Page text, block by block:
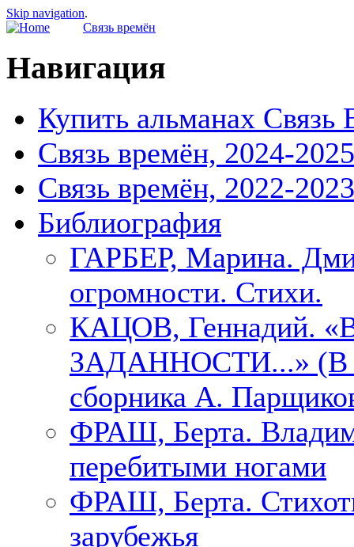
Skip navigation.
Связь времён
Навигация
Купить альманах Связь
Связь времён, 2024-2025
Связь времён, 2022-2023
Библиография
ГАРБЕР, Марина.
огромности. Стихи.
КАЦОВ, Геннадий.
ЗАДАННОСТИ...» (В
сборника А.
ФРАШ, Берта.
перебитыми ногами
ФРАШ, Берта.
зарубежья